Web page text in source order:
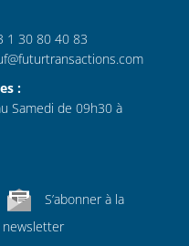
1 30 80 40 83
:
Samedi de 09h30 à
S’abonner à la
newsletter